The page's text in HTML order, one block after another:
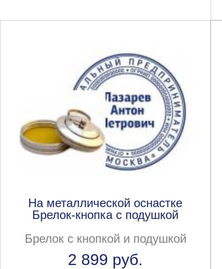
На металлической оснастке
Брелок-кнопка с подушкой
Брелок с кнопкой и подушкой
2 899 руб.